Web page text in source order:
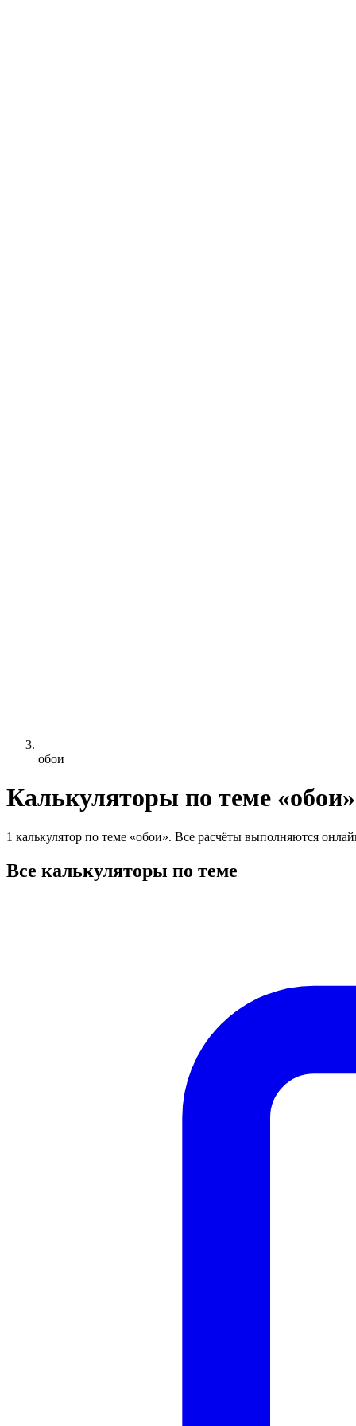
обои
Калькуляторы по теме «обои»
1 калькулятор по теме «обои». Все расчёты выполняются
Все калькуляторы по теме